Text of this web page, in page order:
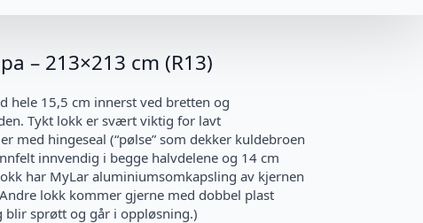
– 213×213 cm (R13)
hele 15,5 cm innerst ved bretten og
Tykt lokk er svært viktig for lavt
med hingeseal (“pølse” som dekker kuldebroen
innvendig i begge halvdelene og 14 cm
har MyLar aluminiumsomkapsling av kjernen
lokk kommer gjerne med dobbel plast
sprøtt og går i oppløsning.)